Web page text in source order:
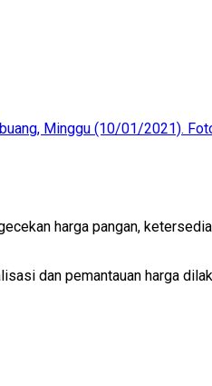
Minggu (10/01/2021).
harga pangan,
dan pemantauan harga